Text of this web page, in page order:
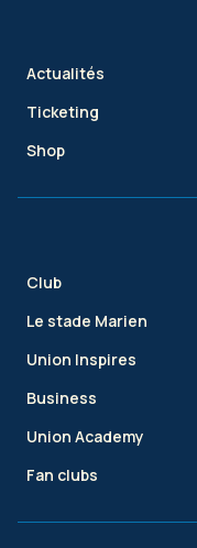
Actualités
Ticketing
Shop
Club
Le stade Marien
Union Inspires
Business
Union Academy
Fan clubs